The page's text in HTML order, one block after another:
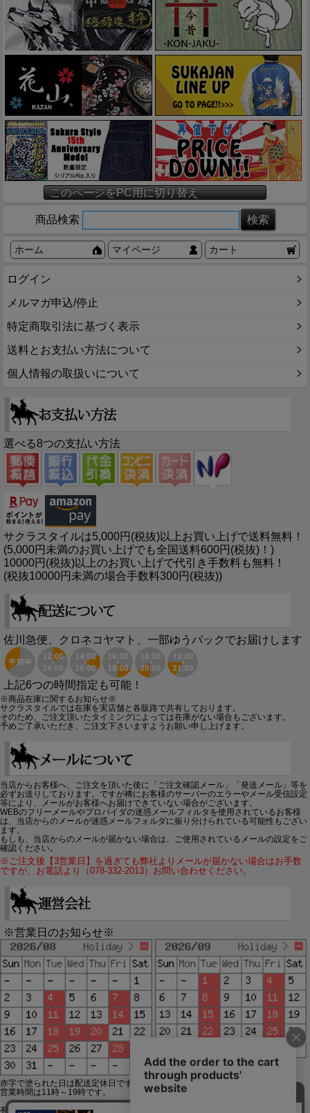
このページをPC用に切り替え
商品検索
ホーム マイページ カート
ログイン
メルマガ申込/停止
特定商取引法に基づく表示
送料とお支払い方法について
個人情報の取扱いについて
選べる8つの支払い方法
サクラスタイルは5,000円(税抜)以上お買い上げで送料無料！
(5,000円未満のお買い上げでも全国送料600円(税抜)！)
10000円(税抜)以上のお買い上げで代引き手数料も無料！
(税抜10000円未満の場合手数料300円(税抜))
佐川急便、クロネコヤマト、一部ゆうパックでお届けします
上記6つの時間指定も可能！
※商品在庫に関するお知らせ※
サクラスタイルでは在庫を実店舗と各販路で共有しております。
そのため、ご注文頂いたタイミングによっては在庫がない場合もございます。
予めご了承いただき、ご注文下さいますようお願い申し上げます。
当店からお客様へ、ご注文を頂いた後に「ご注文確認メール」「発送メール」等を
必ずお送りしております。ですが稀にお客様のサーバーのエラーやメール受信設定
等により、メールがお客様へお届けできていない場合がございます。
WEBのフリーメールやプロバイダの迷惑メールフィルタを使用されているお客様
は、当店からのメールが迷惑メールフォルダに振り分けられている可能性もござい
ます。
もしも、当店からのメールが届かない場合は、ご使用されているメールの設定をご
確認ください。
※ご注文後【3営業日】を過ぎても弊社よりメールが届かない場合はお手数
ですが、お電話より（078-332-2013）お問い合わせください。
※営業日のお知らせ※
赤字で塗られた日は配送定休日です。
営業時間は11時～19時です。
有限会社ジップジップ SakuraStyle通販事業部